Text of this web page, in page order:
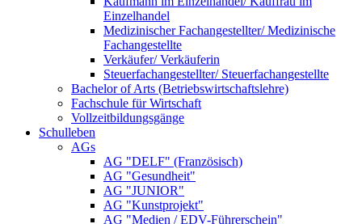
Einzelhandel
Medizinischer Fachangestellter/ Medizinische
Fachangestellte
Verkäufer/ Verkäuferin
Steuerfachangestellter/ Steuerfachangestellte
Bachelor of Arts (Betriebswirtschaftslehre)
Fachschule für Wirtschaft
Vollzeitbildungsgänge
Schulleben
AGs
AG "DELF" (Französisch)
AG "Gesundheit"
AG "JUNIOR"
AG "Kunstprojekt"
AG "Medien / EDV-Führerschein"